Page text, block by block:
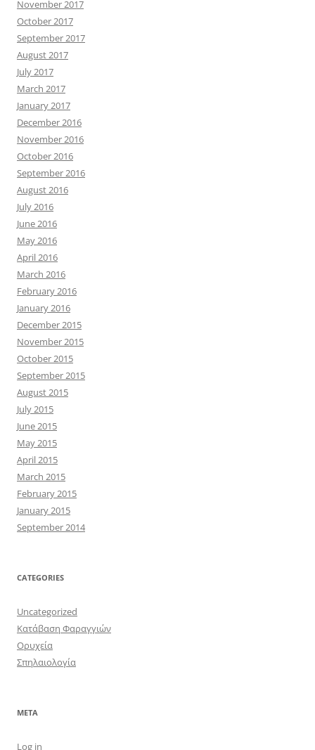
November 2017
October 2017
September 2017
August 2017
July 2017
March 2017
January 2017
December 2016
November 2016
October 2016
September 2016
August 2016
July 2016
June 2016
May 2016
April 2016
March 2016
February 2016
January 2016
December 2015
November 2015
October 2015
September 2015
August 2015
July 2015
June 2015
May 2015
April 2015
March 2015
February 2015
January 2015
September 2014
CATEGORIES
Uncategorized
Κατάβαση Φαραγγιών
Ορυχεία
Σπηλαιολογία
META
Log in